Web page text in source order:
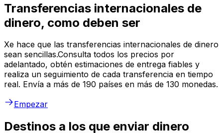
Transferencias internacionales de
dinero, como deben ser
Xe hace que las transferencias internacionales de dinero
sean sencillas.Consulta todos los precios por
adelantado, obtén estimaciones de entrega fiables y
realiza un seguimiento de cada transferencia en tiempo
real. Envía a más de 190 países en más de 130 monedas.
Empezar
Destinos a los que enviar dinero